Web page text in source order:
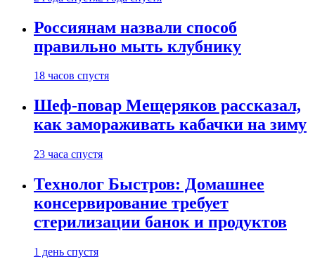
Россиянам назвали способ
правильно мыть клубнику
18 часов спустя
Шеф-повар Мещеряков рассказал,
как замораживать кабачки на зиму
23 часа спустя
Технолог Быстров: Домашнее
консервирование требует
стерилизации банок и продуктов
1 день спустя